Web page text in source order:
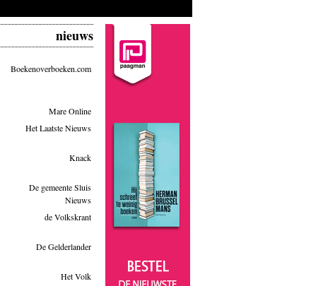
nieuws
Boekenoverboeken.com
Mare Online
Het Laatste Nieuws
Knack
De gemeente Sluis
Nieuws
de Volkskrant
De Gelderlander
Het Volk